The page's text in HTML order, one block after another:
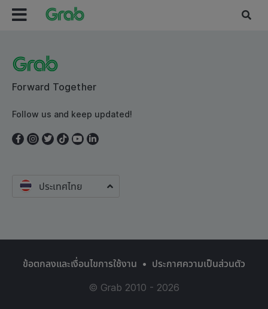
Forward Together
Follow us and keep updated!
ประเทศไทย
ข้อตกลงและเงื่อนไขการใช้งาน • ประกาศความเป็นส่วนตัว
© Grab 2010 - 2026